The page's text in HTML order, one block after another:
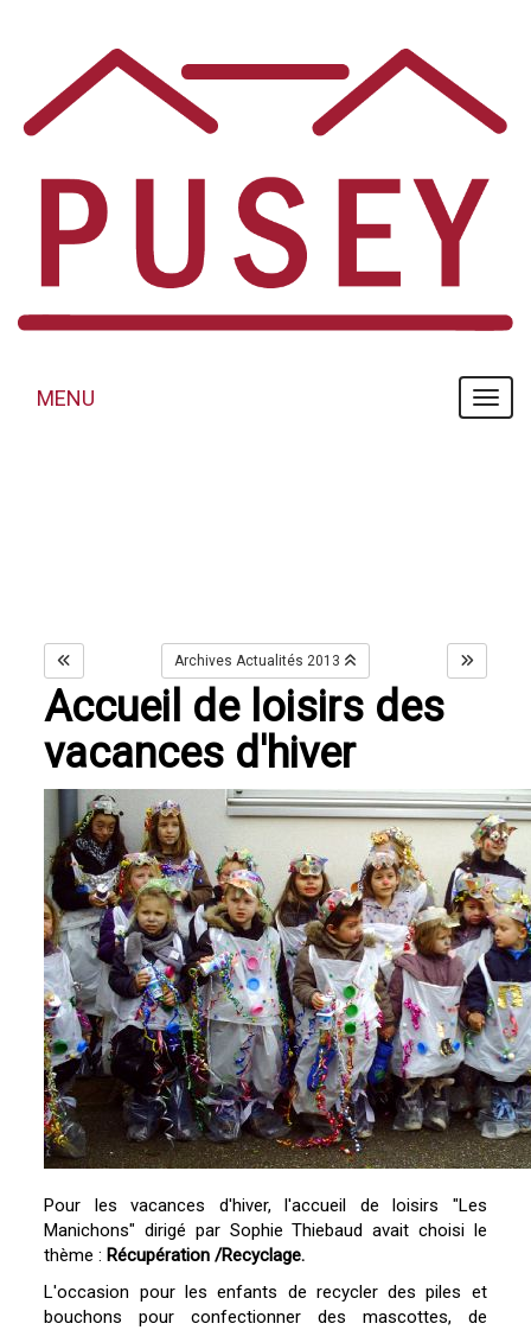
MENU
MENU
Archives Actualités 2013
Accueil de loisirs des
vacances d'hiver
Pour les vacances d'hiver, l'accueil de loisirs "Les
Manichons" dirigé par Sophie Thiebaud avait choisi le
thème : Récupération /Recyclage.
L'occasion pour les enfants de recycler des piles et
bouchons pour confectionner des mascottes, de